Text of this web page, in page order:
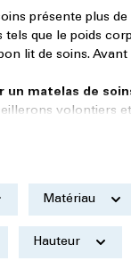
présente plus
tels que le poids
lit de soins.
un matelas de
volontiers
Matériau
Hauteur